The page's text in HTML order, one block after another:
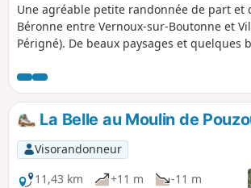
Une agréable petite randonnée de part et
Béronne entre Vernoux-sur-Boutonne et
Périgné). De beaux paysages et quelques
selon d'autres sources), de beaux exemples
traditionnel et un patrimoine naturel
La Belle au Moulin de
Visorandonneur
11,43 km
+11 m
-11 m